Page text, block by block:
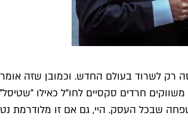
רק לשרוד בעולם החדש. וכמובן שזה
משווקים חרדים סקסיים לחו"ל כאילו
שבכל העסק. היי, גם אם זו מלודרמת